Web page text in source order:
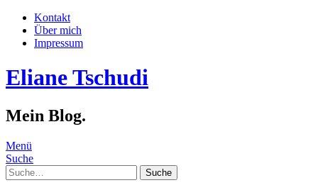
Kontakt
Über mich
Impressum
Eliane Tschudi
Mein Blog.
Menü
Suche
Suche